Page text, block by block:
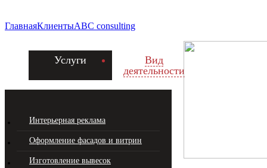
ГлавнаяКлиентыABC consulting
Услуги
Вид
деятельности
Интерьерная реклама
Оформление фасадов и витрин
Изготовление вывесок